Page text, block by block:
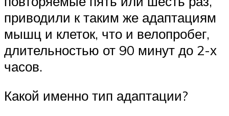
приводили к таким же адаптациям
мышц и клеток, что и велопробег,
длительностью от 90 минут до 2-х
часов.
Какой именно тип адаптации?